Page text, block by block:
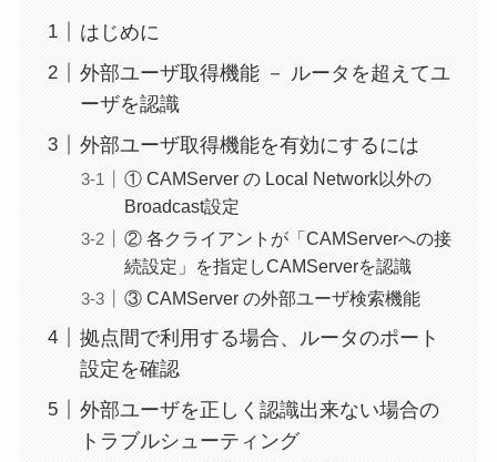
はじめに
外部ユーザ取得機能 － ルータを超えてユ
ーザを認識
外部ユーザ取得機能を有効にするには
① CAMServer の Local Network以外の
Broadcast設定
② 各クライアントが「CAMServerへの接
続設定」を指定しCAMServerを認識
③ CAMServer の外部ユーザ検索機能
拠点間で利用する場合、ルータのポート
設定を確認
外部ユーザを正しく認識出来ない場合の
トラブルシューティング